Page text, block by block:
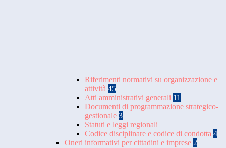
Riferimenti normativi su organizzazione e
attività 45
Atti amministrativi generali 11
Documenti di programmazione strategico-
gestionale 3
Statuti e leggi regionali
Codice disciplinare e codice di condotta 4
Oneri informativi per cittadini e imprese 2